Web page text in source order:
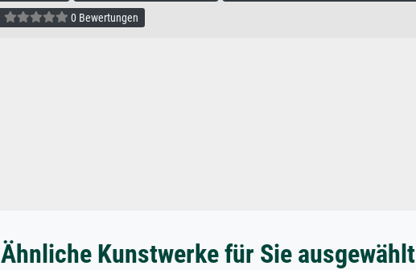
0 Bewertungen
Ähnliche Kunstwerke für Sie ausgewählt